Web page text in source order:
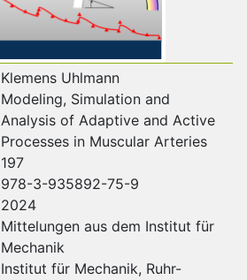
Klemens Uhlmann
Modeling, Simulation and
Analysis of Adaptive and Active
Processes in Muscular Arteries
197
978-3-935892-75-9
2024
Mittelungen aus dem Institut für
Mechanik
Institut für Mechanik, Ruhr-